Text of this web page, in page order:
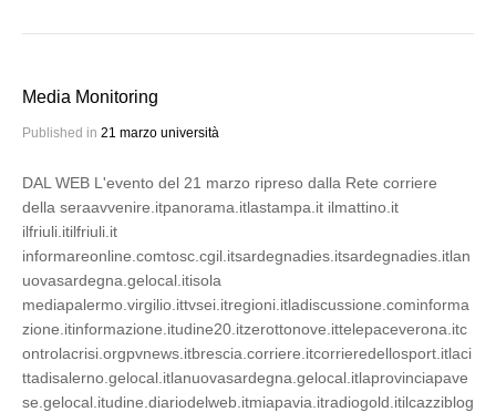
Media Monitoring
Published in 21 marzo università
DAL WEB L'evento del 21 marzo ripreso dalla Rete corriere
della seraavvenire.itpanorama.itlastampa.it ilmattino.it
ilfriuli.itilfriuli.it
informareonline.comtosc.cgil.itsardegnadies.itsardegnadies.itlan
uovasardegna.gelocal.itisola
mediapalermo.virgilio.ittvsei.itregioni.itladiscussione.cominforma
zione.itinformazione.itudine20.itzerottonove.ittelepaceverona.itc
ontrolacrisi.orgpvnews.itbrescia.corriere.itcorrieredellosport.itlaci
ttadisalerno.gelocal.itlanuovasardegna.gelocal.itlaprovinciapave
se.gelocal.itudine.diariodelweb.itmiapavia.itradiogold.itilcazziblog